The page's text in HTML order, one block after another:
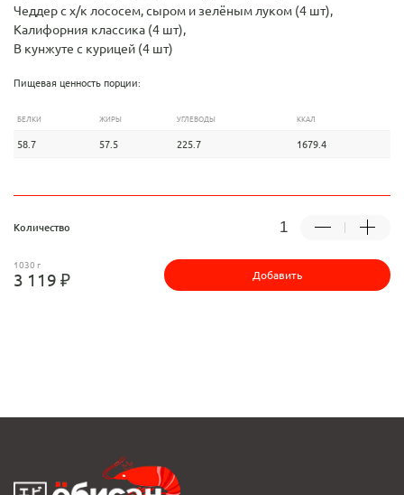
Чеддер с х/к лососем, сыром и зелёным луком (4 шт),
Калифорния классика (4 шт),
В кунжуте с курицей (4 шт)
Пищевая ценность порции:
БЕЛКИ ЖИРЫ УГЛЕВОДЫ ККАЛ
58.7 57.5 225.7 1679.4
Количество
1030 г
3 119 ₽ Добавить